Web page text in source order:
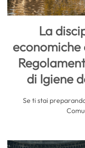
La
economiche
di Igiene
Se ti stai